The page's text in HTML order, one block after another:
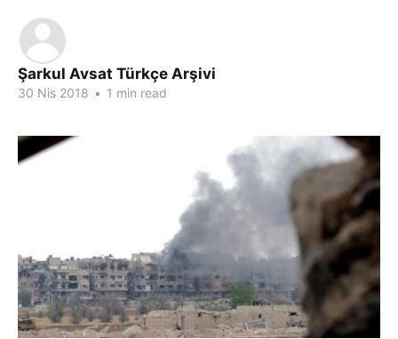
Şarkul Avsat Türkçe Arşivi
30 Nis 2018 • 1 min read